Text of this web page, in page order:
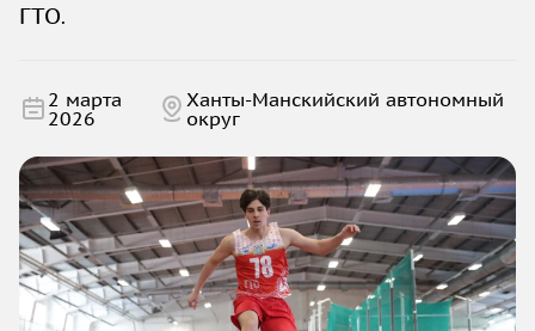
ГТО.
2 марта
2026
Ханты-Манскийский автономный
округ